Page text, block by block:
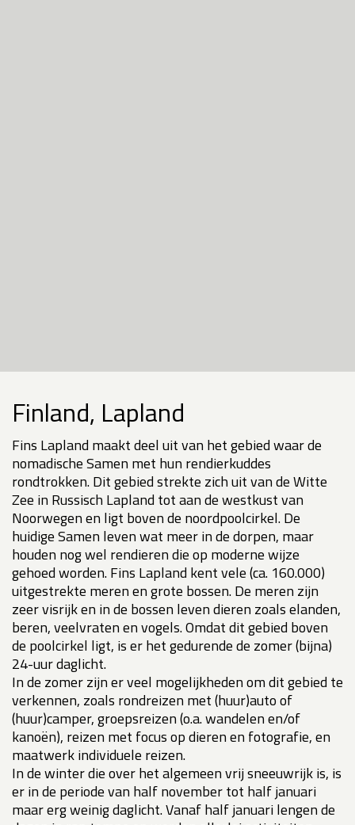
Finland, Lapland
Fins Lapland maakt deel uit van het gebied waar de
nomadische Samen met hun rendierkuddes
rondtrokken. Dit gebied strekte zich uit van de Witte
Zee in Russisch Lapland tot aan de westkust van
Noorwegen en ligt boven de noordpoolcirkel. De
huidige Samen leven wat meer in de dorpen, maar
houden nog wel rendieren die op moderne wijze
gehoed worden. Fins Lapland kent vele (ca. 160.000)
uitgestrekte meren en grote bossen. De meren zijn
zeer visrijk en in de bossen leven dieren zoals elanden,
beren, veelvraten en vogels. Omdat dit gebied boven
de poolcirkel ligt, is er het gedurende de zomer (bijna)
24-uur daglicht.
In de zomer zijn er veel mogelijkheden om dit gebied te
verkennen, zoals rondreizen met (huur)auto of
(huur)camper, groepsreizen (o.a. wandelen en/of
kanoën), reizen met focus op dieren en fotografie, en
maatwerk individuele reizen.
In de winter die over het algemeen vrij sneeuwrijk is, is
er in de periode van half november tot half januari
maar erg weinig daglicht. Vanaf half januari lengen de